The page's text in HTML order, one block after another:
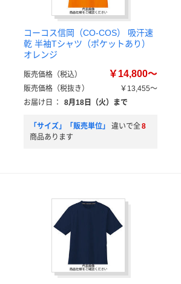
コーコス信岡（CO-COS） 吸汗速
乾 半袖Tシャツ（ポケットあり）
オレンジ
販売価格（税込） ￥14,800～
販売価格（税抜き）
￥13,455～
お届け日
： 8月18日（火）まで
「サイズ」「販売単位」 違いで全8
商品あります